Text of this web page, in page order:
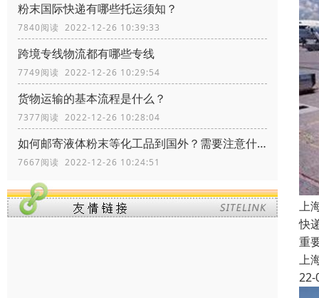
粉末国际快递有哪些托运须知？
7840阅读 2022-12-26 10:39:33
跨境专线物流都有哪些专线
7749阅读 2022-12-26 10:29:54
货物运输的基本流程是什么？
7377阅读 2022-12-26 10:28:04
如何邮寄液体粉末等化工品到国外？需要注意什么？
7667阅读 2022-12-26 10:24:51
上
快
重
上
22-